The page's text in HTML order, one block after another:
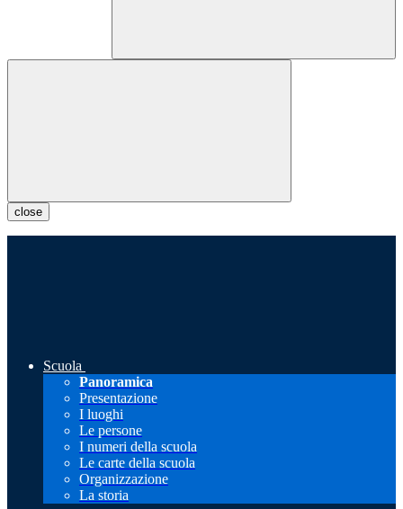
close
Scuola
Panoramica
Presentazione
I luoghi
Le persone
I numeri della scuola
Le carte della scuola
Organizzazione
La storia